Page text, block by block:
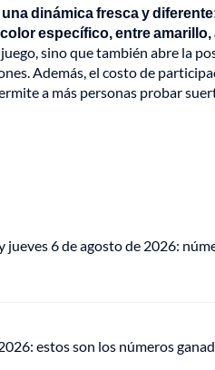
dinámica fresca y
específico, entre
sino que también abre la
Además, el costo de
a más personas probar
6 de agosto de 2026:
estos son los números